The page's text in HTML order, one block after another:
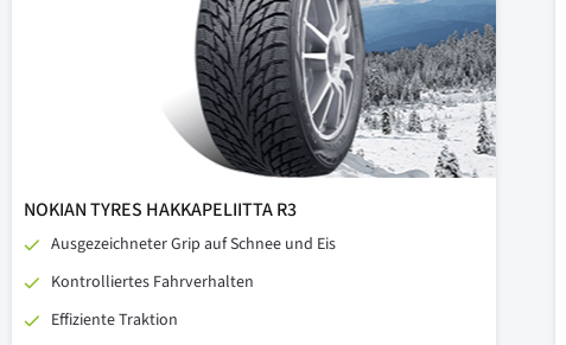
NOKIAN TYRES HAKKAPELIITTA R3
Ausgezeichneter Grip auf Schnee und Eis
Kontrolliertes Fahrverhalten
Effiziente Traktion